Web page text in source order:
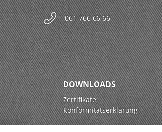
061 766 66 66
DOWNLOADS
Zertifikate
Konformitätserklärung